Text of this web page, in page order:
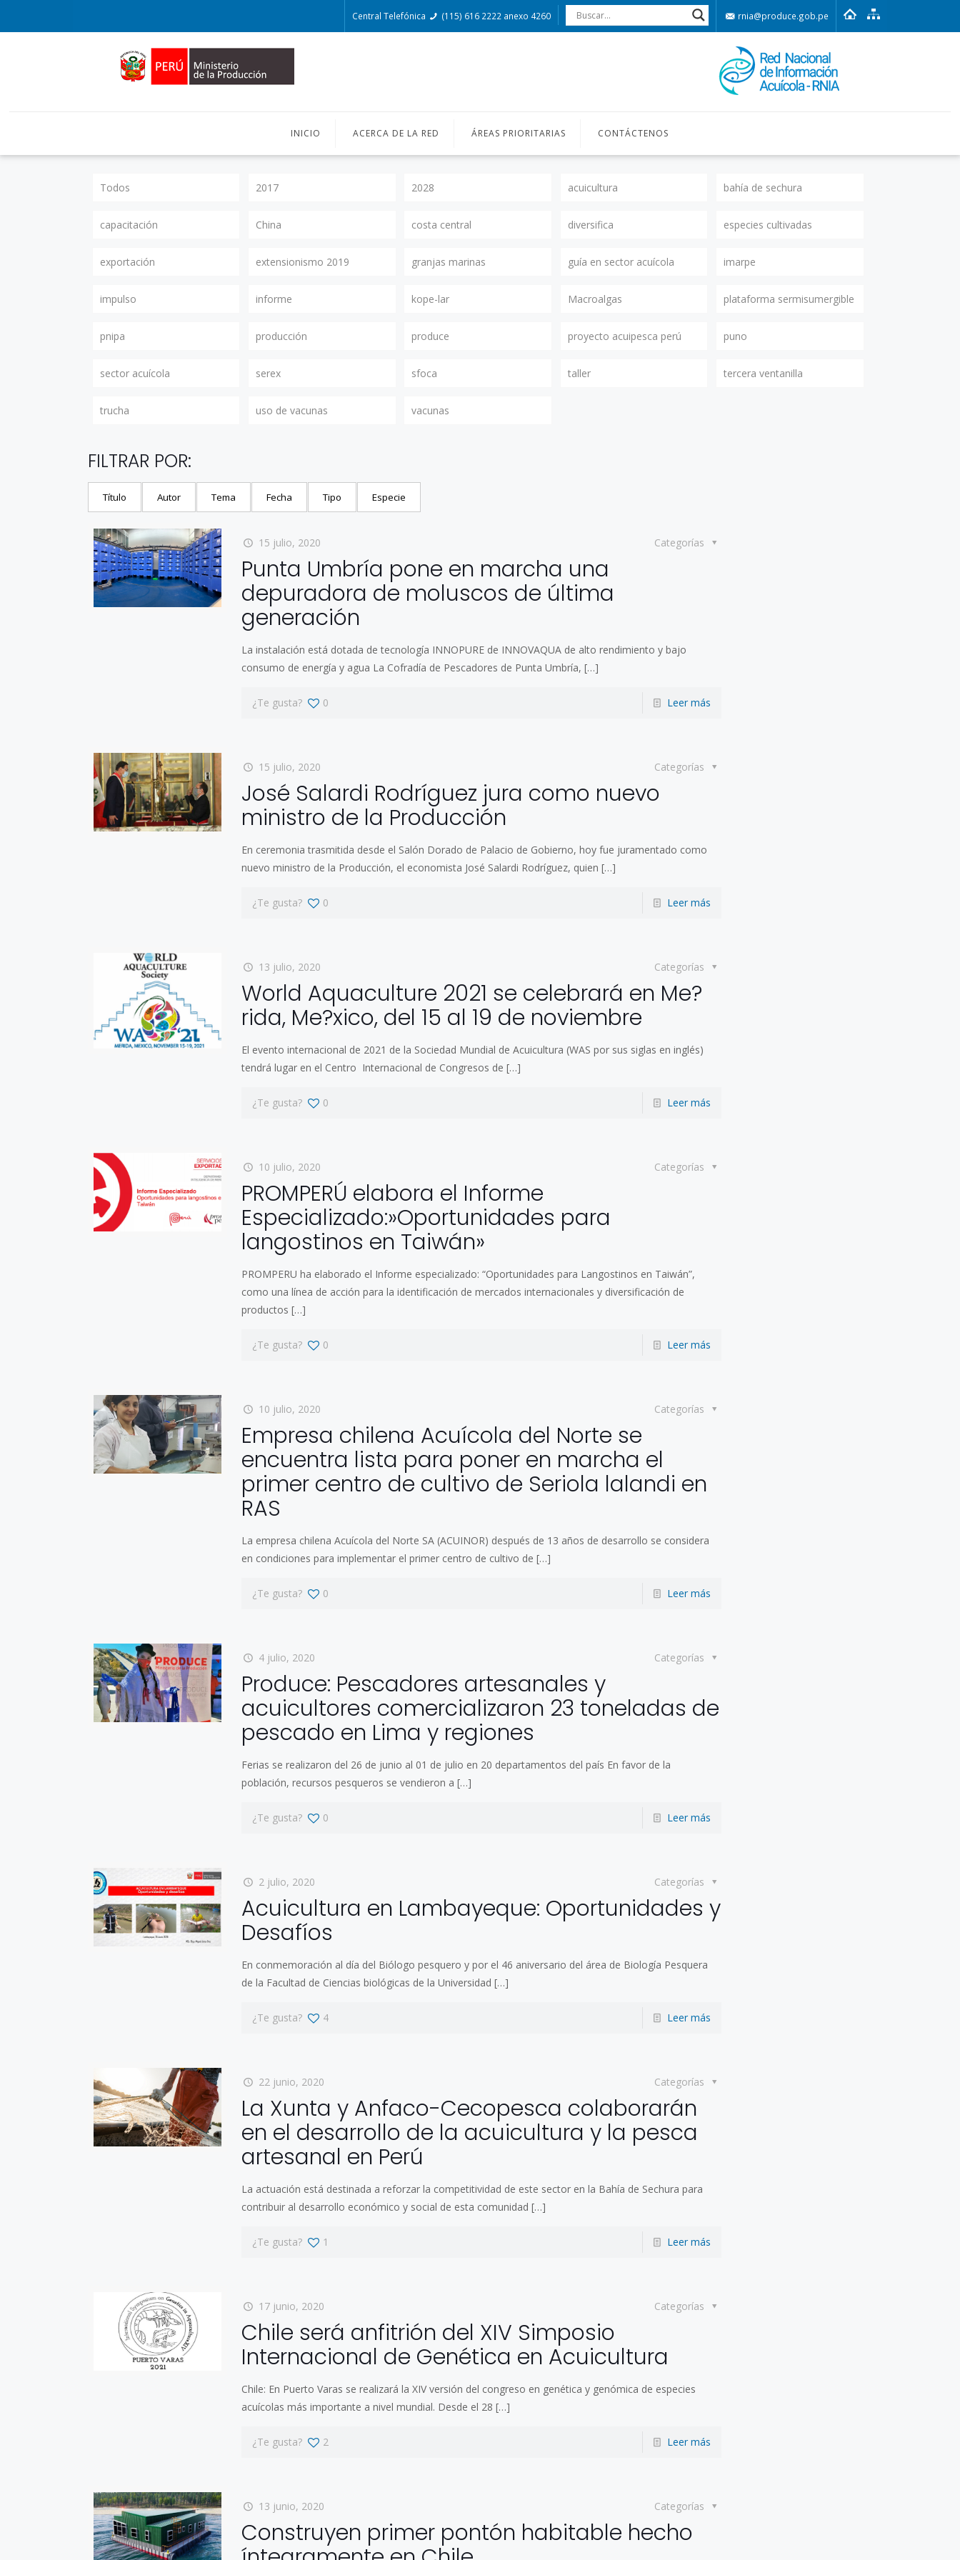
Central Telefónica (115) 616 2222 anexo 4260 rnia@produce.gob.pe
INICIO ACERCA DE LA RED ÁREAS PRIORITARIAS CONTÁCTENOS
Todos 2017 2028 acuicultura bahía de sechura
capacitación China costa central diversifica especies cultivadas
exportación extensionismo 2019 granjas marinas guía en sector acuícola imarpe
impulso informe kope-lar Macroalgas plataforma sermisumergible
pnipa producción produce proyecto acuipesca perú puno
sector acuícola serex sfoca taller tercera ventanilla
trucha uso de vacunas vacunas
FILTRAR POR:
Título Autor Tema Fecha Tipo Especie
15 julio, 2020 Categorías
Punta Umbría pone en marcha una
depuradora de moluscos de última
generación
La instalación está dotada de tecnología INNOPURE de INNOVAQUA de alto rendimiento y bajo
consumo de energía y agua La Cofradía de Pescadores de Punta Umbría, […]
¿Te gusta? 0 Leer más
15 julio, 2020 Categorías
José Salardi Rodríguez jura como nuevo
ministro de la Producción
En ceremonia trasmitida desde el Salón Dorado de Palacio de Gobierno, hoy fue juramentado como
nuevo ministro de la Producción, el economista José Salardi Rodríguez, quien […]
¿Te gusta? 0 Leer más
13 julio, 2020 Categorías
World Aquaculture 2021 se celebrará en Me?
rida, Me?xico, del 15 al 19 de noviembre
El evento internacional de 2021 de la Sociedad Mundial de Acuicultura (WAS por sus siglas en inglés)
tendrá lugar en el Centro Internacional de Congresos de […]
¿Te gusta? 0 Leer más
10 julio, 2020 Categorías
PROMPERÚ elabora el Informe
Especializado:»Oportunidades para
langostinos en Taiwán»
PROMPERU ha elaborado el Informe especializado: “Oportunidades para Langostinos en Taiwán”,
como una línea de acción para la identificación de mercados internacionales y diversificación de
productos […]
¿Te gusta? 0 Leer más
10 julio, 2020 Categorías
Empresa chilena Acuícola del Norte se
encuentra lista para poner en marcha el
primer centro de cultivo de Seriola lalandi en
RAS
La empresa chilena Acuícola del Norte SA (ACUINOR) después de 13 años de desarrollo se considera
en condiciones para implementar el primer centro de cultivo de […]
¿Te gusta? 0 Leer más
4 julio, 2020 Categorías
Produce: Pescadores artesanales y
acuicultores comercializaron 23 toneladas de
pescado en Lima y regiones
Ferias se realizaron del 26 de junio al 01 de julio en 20 departamentos del país En favor de la
población, recursos pesqueros se vendieron a […]
¿Te gusta? 0 Leer más
2 julio, 2020 Categorías
Acuicultura en Lambayeque: Oportunidades y
Desafíos
En conmemoración al día del Biólogo pesquero y por el 46 aniversario del área de Biología Pesquera
de la Facultad de Ciencias biológicas de la Universidad […]
¿Te gusta? 4 Leer más
22 junio, 2020 Categorías
La Xunta y Anfaco-Cecopesca colaborarán
en el desarrollo de la acuicultura y la pesca
artesanal en Perú
La actuación está destinada a reforzar la competitividad de este sector en la Bahía de Sechura para
contribuir al desarrollo económico y social de esta comunidad […]
¿Te gusta? 1 Leer más
17 junio, 2020 Categorías
Chile será anfitrión del XIV Simposio
Internacional de Genética en Acuicultura
Chile: En Puerto Varas se realizará la XIV versión del congreso en genética y genómica de especies
acuícolas más importante a nivel mundial. Desde el 28 […]
¿Te gusta? 2 Leer más
13 junio, 2020 Categorías
Construyen primer pontón habitable hecho